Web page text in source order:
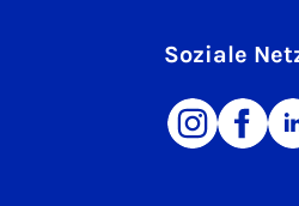
Soziale